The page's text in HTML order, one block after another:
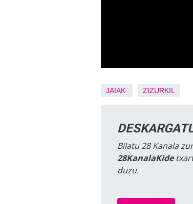
JAIAK ZIZURKIL
Bilatu 28 Kanala
28KanalaKide
duzu.